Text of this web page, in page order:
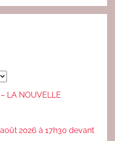
LA NOUVELLE
2026 à 17h30 devant